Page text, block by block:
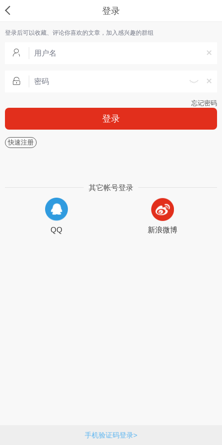
登录
登录后可以收藏、评论你喜欢的文章，加入感兴趣的群组
忘记密码
登录
快速注册
手机验证码登录>
其它帐号登录
QQ 新浪微博